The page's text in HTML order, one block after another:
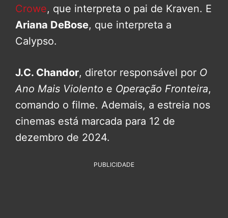
Crowe, que interpreta o pai de Kraven. E
Ariana DeBose, que interpreta a
Calypso.
J.C. Chandor, diretor responsável por O
Ano Mais Violento e Operação Fronteira,
comando o filme. Ademais, a estreia nos
cinemas está marcada para 12 de
dezembro de 2024.
PUBLICIDADE